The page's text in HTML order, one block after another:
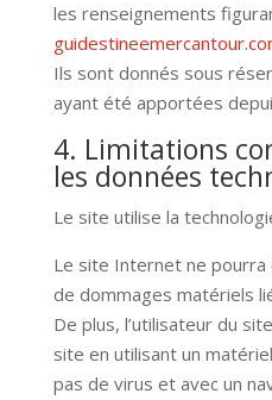
les renseignements
Ils sont donnés sous
ayant été apportées
4. Limitations
les données
Le site utilise la
Le site Internet ne
de dommages matériels
De plus, l’utilisateur du
site en utilisant un
pas de virus et avec un